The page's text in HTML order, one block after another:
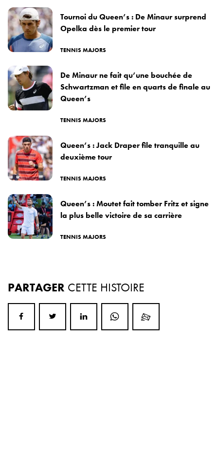
Tournoi du Queen’s : De Minaur surprend
Opelka dès le premier tour
TENNIS MAJORS
De Minaur ne fait qu’une bouchée de
Schwartzman et file en quarts de finale au
Queen’s
TENNIS MAJORS
Queen’s : Jack Draper file tranquille au
deuxième tour
TENNIS MAJORS
Queen’s : Moutet fait tomber Fritz et signe
la plus belle victoire de sa carrière
TENNIS MAJORS
PARTAGER CETTE HISTOIRE